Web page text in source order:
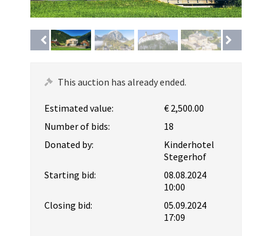
This auction has already ended.
Estimated value:
€ 2,500.00
Number of bids:
18
Donated by:
Kinderhotel
Stegerhof
Starting bid:
08.08.2024
10:00
Closing bid:
05.09.2024
17:09